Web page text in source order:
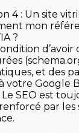
4 : Un site
mon
?
d’avoir
et des
votre Google
Le SEO est
par les